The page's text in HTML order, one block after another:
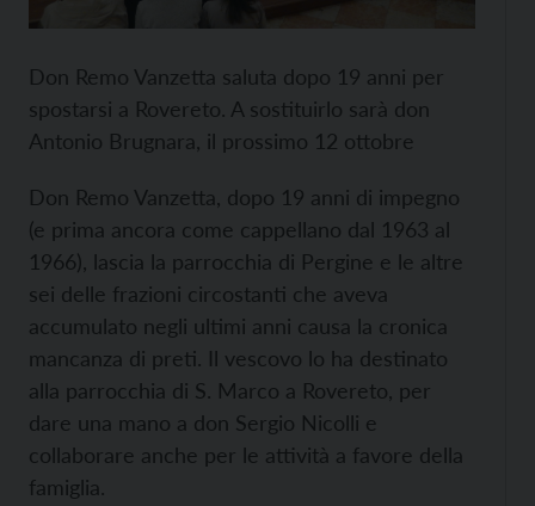
Don Remo Vanzetta saluta dopo 19 anni per
spostarsi a Rovereto. A sostituirlo sarà don
Antonio Brugnara, il prossimo 12 ottobre
Don Remo Vanzetta, dopo 19 anni di impegno
(e prima ancora come cappellano dal 1963 al
1966), lascia la parrocchia di Pergine e le altre
sei delle frazioni circostanti che aveva
accumulato negli ultimi anni causa la cronica
mancanza di preti. Il vescovo lo ha destinato
alla parrocchia di S. Marco a Rovereto, per
dare una mano a don Sergio Nicolli e
collaborare anche per le attività a favore della
famiglia.